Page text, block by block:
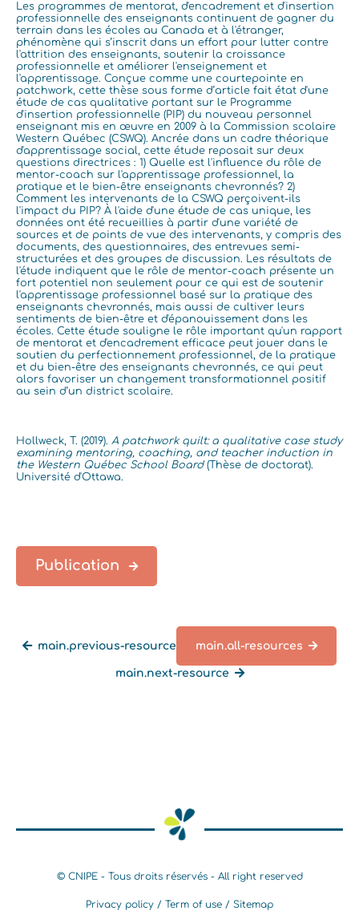
Les programmes de mentorat, d'encadrement et d'insertion
professionnelle des enseignants continuent de gagner du
terrain dans les écoles au Canada et à l'étranger,
phénomène qui s’inscrit dans un effort pour lutter contre
l'attrition des enseignants, soutenir la croissance
professionnelle et améliorer l'enseignement et
l'apprentissage. Conçue comme une courtepointe en
patchwork, cette thèse sous forme d’article fait état d'une
étude de cas qualitative portant sur le Programme
d'insertion professionnelle (PIP) du nouveau personnel
enseignant mis en œuvre en 2009 à la Commission scolaire
Western Québec (CSWQ). Ancrée dans un cadre théorique
d'apprentissage social, cette étude reposait sur deux
questions directrices : 1) Quelle est l'influence du rôle de
mentor-coach sur l'apprentissage professionnel, la
pratique et le bien-être enseignants chevronnés? 2)
Comment les intervenants de la CSWQ perçoivent-ils
l'impact du PIP? À l'aide d'une étude de cas unique, les
données ont été recueillies à partir d'une variété de
sources et de points de vue des intervenants, y compris des
documents, des questionnaires, des entrevues semi-
structurées et des groupes de discussion. Les résultats de
l'étude indiquent que le rôle de mentor-coach présente un
fort potentiel non seulement pour ce qui est de soutenir
l'apprentissage professionnel basé sur la pratique des
enseignants chevronnés, mais aussi de cultiver leurs
sentiments de bien-être et d'épanouissement dans les
écoles. Cette étude souligne le rôle important qu'un rapport
de mentorat et d'encadrement efficace peut jouer dans le
soutien du perfectionnement professionnel, de la pratique
et du bien-être des enseignants chevronnés, ce qui peut
alors favoriser un changement transformationnel positif
au sein d’un district scolaire.
Hollweck, T. (2019). A patchwork quilt: a qualitative case study
examining mentoring, coaching, and teacher induction in
the Western Québec School Board(Thèse de doctorat).
Université d'Ottawa.
Publication
main.previous-resource main.all-resources
main.next-resource
© CNIPE - Tous droits réservés - All right reserved
Privacy policy Term of use Sitemap